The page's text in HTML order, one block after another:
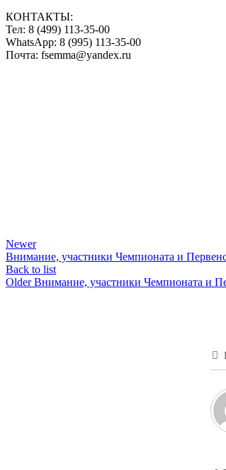
КОНТАКТЫ:
Тел: 8 (499) 113-35-00
WhatsApp: 8 (995) 113-35-00
Почта: fsemma@yandex.ru
Newer
Внимание, участники Чемпионата и
Back to list
Older Внимание, участники Чемпионата и